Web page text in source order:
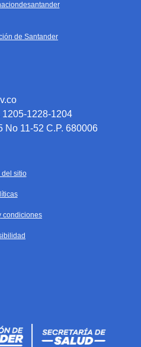
de Santander
1205-1228-1204
No 11-52 C.P. 680006
del sitio
condiciones